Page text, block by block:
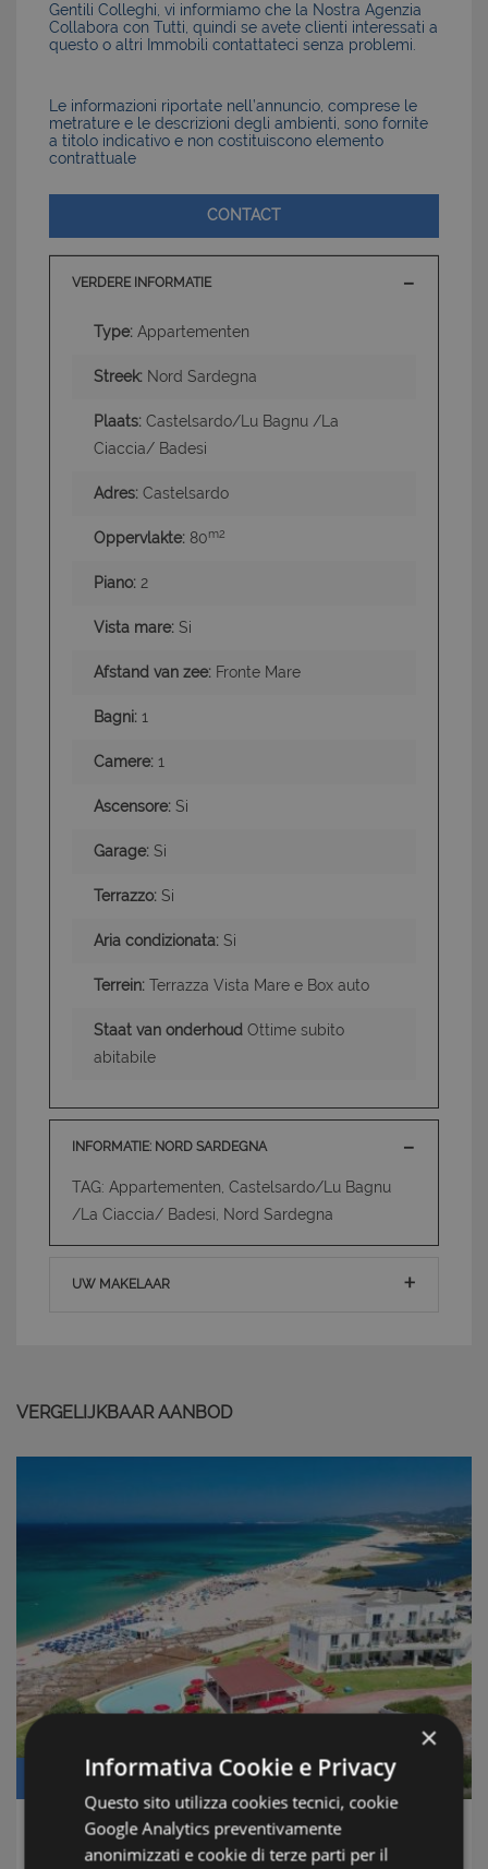
Gentili Colleghi, vi informiamo che la Nostra Agenzia
Collabora con Tutti, quindi se avete clienti interessati a
questo o altri Immobili contattateci senza problemi.
Le informazioni riportate nell’annuncio, comprese le
metrature e le descrizioni degli ambienti, sono fornite
a titolo indicativo e non costituiscono elemento
contrattuale
CONTACT
VERDERE INFORMATIE
Type: Appartementen
Streek: Nord Sardegna
Plaats: Castelsardo/Lu Bagnu /La
Ciaccia/ Badesi
Adres: Castelsardo
Oppervlakte: 80m2
Piano: 2
Vista mare: Si
Afstand van zee: Fronte Mare
Bagni: 1
Camere: 1
Ascensore: Si
Garage: Si
Terrazzo: Si
Aria condizionata: Si
Terrein: Terrazza Vista Mare e Box auto
Staat van onderhoud Ottime subito
abitabile
INFORMATIE: NORD SARDEGNA
TAG: Appartementen, Castelsardo/Lu Bagnu
/La Ciaccia/ Badesi, Nord Sardegna
UW MAKELAAR
VERGELIJKBAAR AANBOD
Prijs: € 99.000
MareBlu Resort
×
Informativa Cookie e Privacy
Questo sito utilizza cookies tecnici, cookie
Google Analytics preventivamente
anonimizzati e cookie di terze parti per il